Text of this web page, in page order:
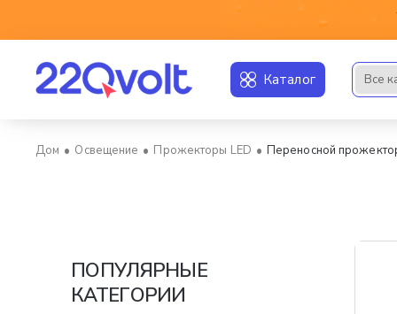
Каталог Все
Освещение Прожекторы LED Переносной
ПОПУЛЯРНЫЕ
КАТЕГОРИИ